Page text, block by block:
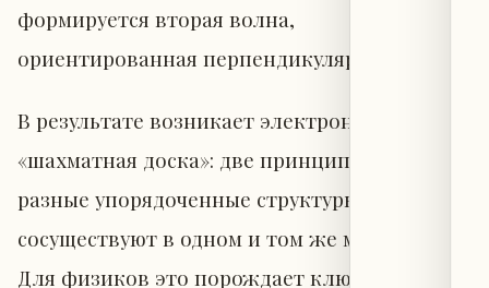
формируется вторая волна,
ориентированная перпендикулярно первой.
В результате возникает электронная
«шахматная доска»: две принципиально
разные упорядоченные структуры
сосуществуют в одном и том же материале.
Для физиков это порождает ключевой